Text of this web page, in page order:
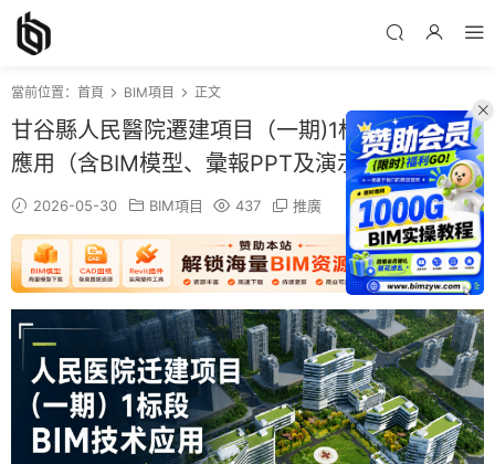
當前位置： 首頁 BIM項目 正文
甘谷縣人民醫院遷建項目（一期)1标段BIM技術
應用（含BIM模型、彙報PPT及演示視頻）
2026-05-30 BIM項目 437 推廣